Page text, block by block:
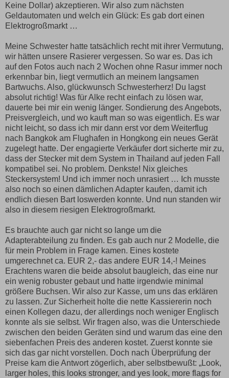
Keine Dollar) akzeptieren. Wir also zum nächsten
Geldautomaten und welch ein Glück: Es gab dort einen
Elektrogroßmarkt …
Meine Schwester hatte tatsächlich recht mit ihrer Vermutung,
wir hätten unsere Rasierer vergessen. So war es. Das ich
auf den Fotos auch nach 2 Wochen ohne Rasur immer noch
erkennbar bin, liegt vermutlich an meinem langsamen
Bartwuchs. Also, glückwunsch Schwesterherz! Du lagst
absolut richtig! Was für Alke recht einfach zu lösen war,
dauerte bei mir ein wenig länger. Sondierung des Angebots,
Preisvergleich, und wo kauft man so was eigentlich. Es war
nicht leicht, so dass ich mir dann erst vor dem Weiterflug
nach Bangkok am Flughafen in Hongkong ein neues Gerät
zugelegt hatte. Der engagierte Verkäufer dort sicherte mir zu,
dass der Stecker mit dem System in Thailand auf jeden Fall
kompatibel sei. No problem. Denkste! Nix gleiches
Steckersystem! Und ich immer noch unrasiert … Ich musste
also noch so einen dämlichen Adapter kaufen, damit ich
endlich diesen Bart loswerden konnte. Und nun standen wir
also in diesem riesigen Elektrogroßmarkt.
Es brauchte auch gar nicht so lange um die
Adapterabteilung zu finden. Es gab auch nur 2 Modelle, die
für mein Problem in Frage kamen. Eines kostete
umgerechnet ca. EUR 2,- das andere EUR 14,-! Meines
Erachtens waren die beide absolut baugleich, das eine nur
ein wenig robuster gebaut und hatte irgendwie minimal
größere Buchsen. Wir also zur Kasse, um uns das erklären
zu lassen. Zur Sicherheit holte die nette Kassiererin noch
einen Kollegen dazu, der allerdings noch weniger Englisch
konnte als sie selbst. Wir fragen also, was die Unterschiede
zwischen den beiden Geräten sind und warum das eine den
siebenfachen Preis des anderen kostet. Zuerst konnte sie
sich das gar nicht vorstellen. Doch nach Überprüfung der
Preise kam die Antwort zögerlich, aber selbstbewußt: „Look,
larger holes, this looks stronger, and yes look, more flags for